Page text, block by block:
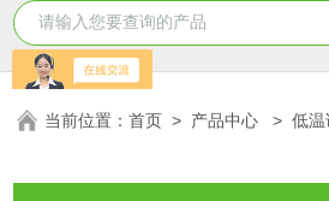
当前位置：首页 > 产品中心 >低温